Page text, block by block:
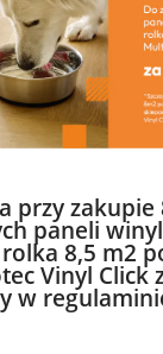
przy zakupie
paneli
8,5 m2
Vinyl Click
w